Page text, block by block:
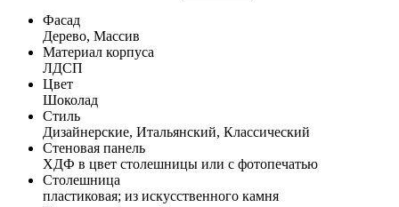
Фасад
Дерево, Массив
Материал корпуса
ЛДСП
Цвет
Шоколад
Стиль
Дизайнерские, Итальянский, Классический
Стеновая панель
ХДФ в цвет столешницы или с фотопечатью
Столешница
пластиковая; из искусственного камня